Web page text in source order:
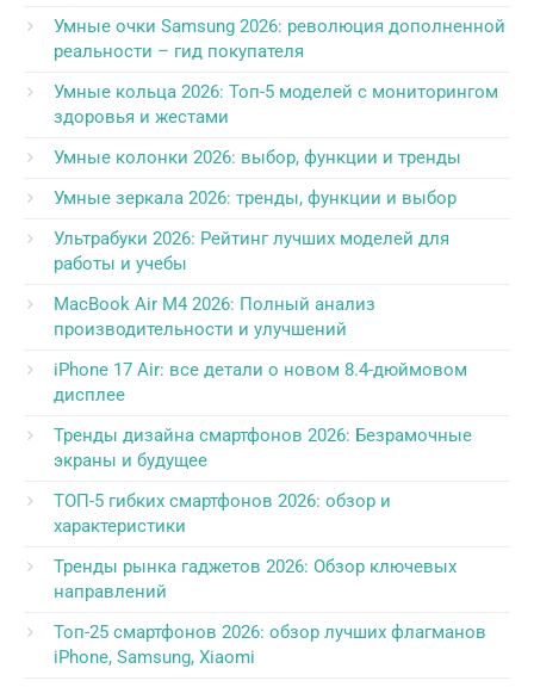
Умные очки Samsung 2026: революция дополненной
реальности – гид покупателя
Умные кольца 2026: Топ-5 моделей с мониторингом
здоровья и жестами
Умные колонки 2026: выбор, функции и тренды
Умные зеркала 2026: тренды, функции и выбор
Ультрабуки 2026: Рейтинг лучших моделей для
работы и учебы
MacBook Air M4 2026: Полный анализ
производительности и улучшений
iPhone 17 Air: все детали о новом 8.4-дюймовом
дисплее
Тренды дизайна смартфонов 2026: Безрамочные
экраны и будущее
ТОП-5 гибких смартфонов 2026: обзор и
характеристики
Тренды рынка гаджетов 2026: Обзор ключевых
направлений
Топ-25 смартфонов 2026: обзор лучших флагманов
iPhone, Samsung, Xiaomi